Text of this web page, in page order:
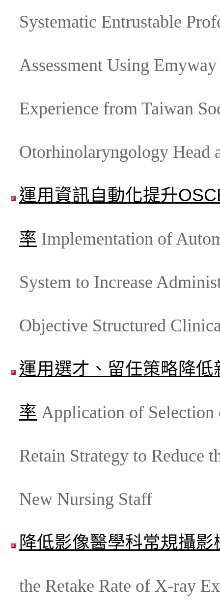
Systematic Entrustable
Assessment Using
Experience from Taiwan
Otorhinolaryngology Head
運用資訊自動化提升
率 Implementation of
System to Increase
Objective Structured
運用選才、留任策略降
率 Application of Selection
Retain Strategy to Reduce
New Nursing Staff
降低影像醫學科常規攝
the Retake Rate of X-ray